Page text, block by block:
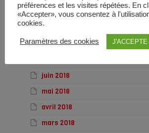
octobre 2018
septembre 2018
août 2018
juin 2018
mai 2018
avril 2018
mars 2018
préférences et les visites répétées. En
«Accepter», vous consentez à
cookies.
Paramètres des cookies J'ACCEPTE